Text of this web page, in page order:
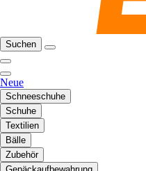
Suchen
Neue
Schneeschuhe
Schuhe
Textilien
Bälle
Zubehör